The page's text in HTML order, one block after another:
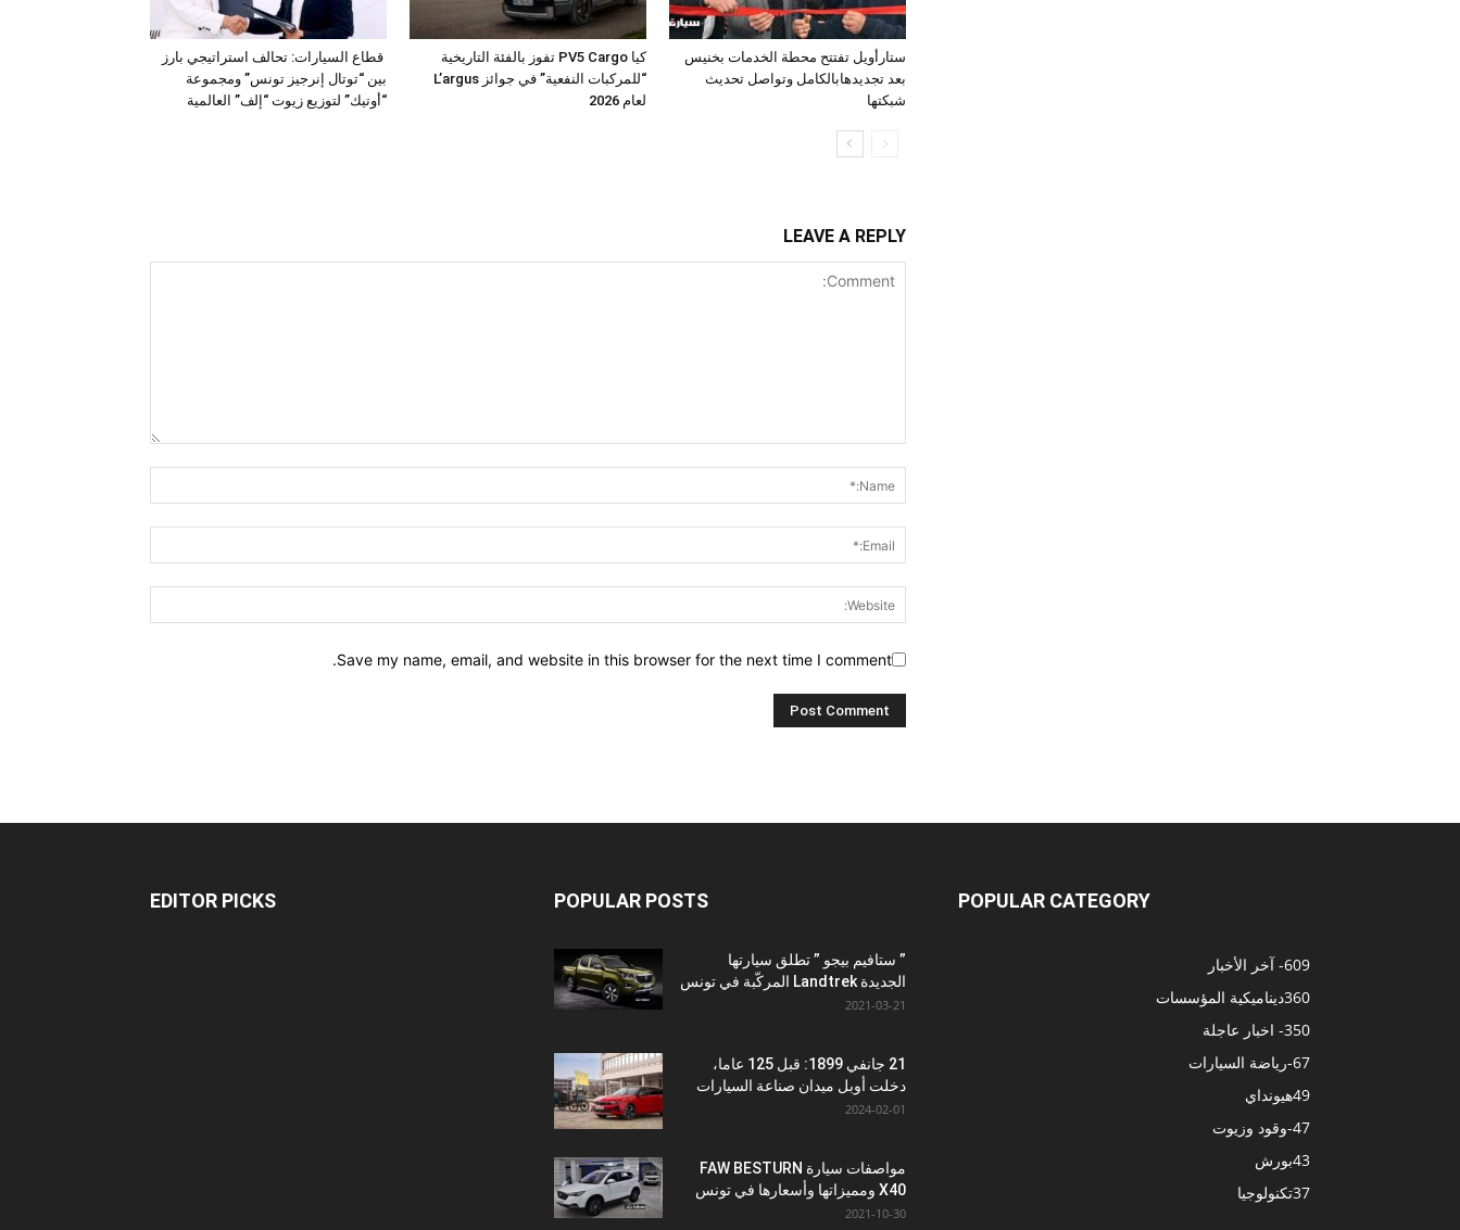
قطاع السيارات: تحالف استراتيجي بارز
بين “توتال إنرجيز تونس” ومجموعة
“أوتيك” لتوزيع زيوت “إلف” العالمية
كيا PV5 Cargo تفوز بالفئة التاريخية
“للمركبات النفعية” في جوائز L’argus
لعام 2026
ستارأويل تفتتح محطة الخدمات بخنيس
بعد تجديدهابالكامل وتواصل تحديث
شبكتها
LEAVE A REPLY
Save my name, email, and website in this browser for the next time I comment.
EDITOR PICKS POPULAR POSTS
” ستافيم بيجو ” تطلق سيارتها
الجديدة Landtrek المركّبة في تونس
2021-03-21
21 جانفي 1899: قبل 125 عاما،
دخلت أوبل ميدان صناعة السيارات
2024-02-01
مواصفات سيارة FAW BESTURN
X40 ومميزاتها وأسعارها في تونس
2021-10-30
POPULAR CATEGORY
- آخر الأخبار609
ديناميكية المؤسسات360
- اخبار عاجلة350
-رياضة السيارات67
هيونداي49
-وقود وزيوت47
بورش43
تكنولوجيا37